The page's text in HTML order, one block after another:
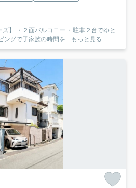
ズ】 ・２面バルコニー ・駐車２台でゆと
ングで子家族の時間を...
もっと見る